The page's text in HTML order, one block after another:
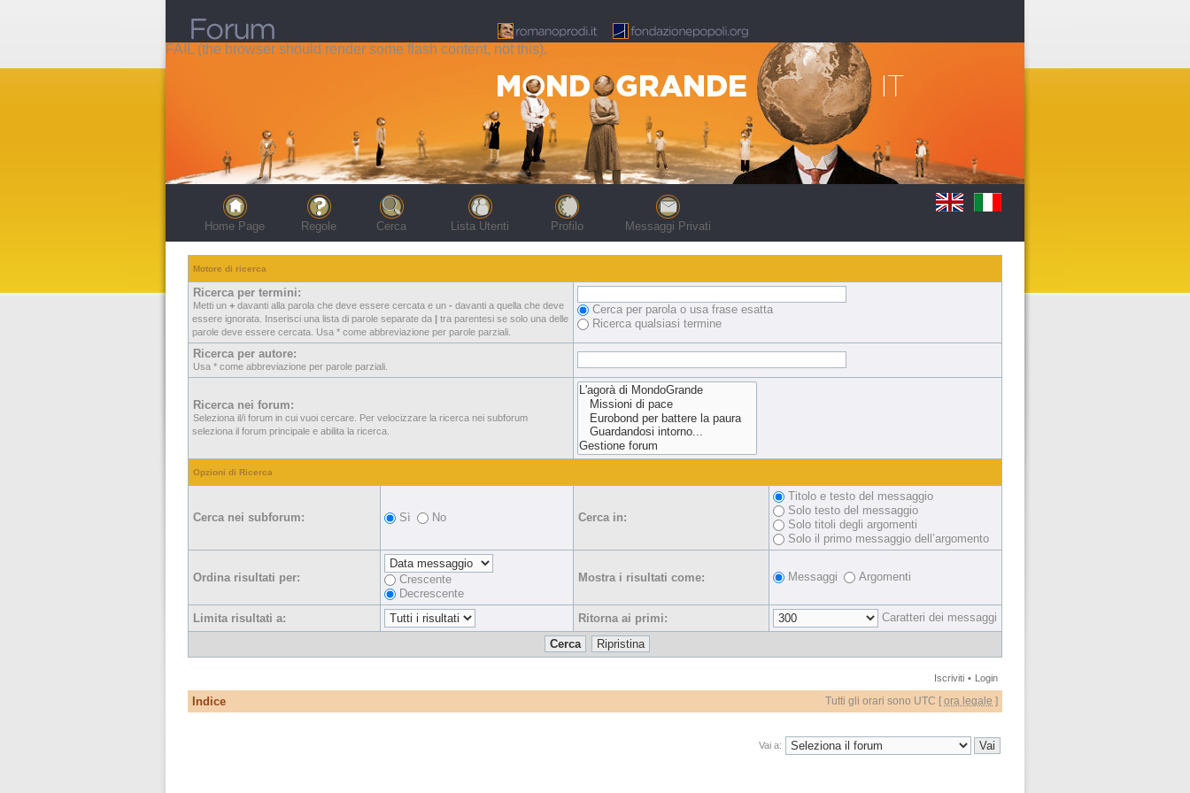
FAIL (the browser should render some flash content, not this).
Home Page Regole Cerca Lista Utenti Profilo Messaggi Privati
Motore di ricerca
Ricerca per termini:
Metti un + davanti alla parola che deve essere cercata e un - davanti a quella che deve
essere ignorata. Inserisci una lista di parole separate da | tra parentesi se solo una delle
parole deve essere cercata. Usa * come abbreviazione per parole parziali.
Cerca per parola o usa frase esatta
Ricerca qualsiasi termine
Ricerca per autore:
Usa * come abbreviazione per parole parziali.
Ricerca nei forum:
Seleziona il/i forum in cui vuoi cercare. Per velocizzare la ricerca nei subforum
seleziona il forum principale e abilita la ricerca.
Opzioni di Ricerca
Cerca nei subforum: Sì No Cerca in:
Titolo e testo del messaggio
Solo testo del messaggio
Solo titoli degli argomenti
Solo il primo messaggio dell’argomento
Ordina risultati per:
Crescente
Decrescente
Mostra i risultati come: Messaggi Argomenti
Limita risultati a: Ritorna ai primi: Caratteri dei messaggi
Iscriviti • Login
Indice Tutti gli orari sono UTC [ ora legale ]
Vai a: